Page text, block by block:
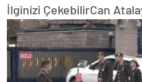
İlginizi ÇekebilirCan